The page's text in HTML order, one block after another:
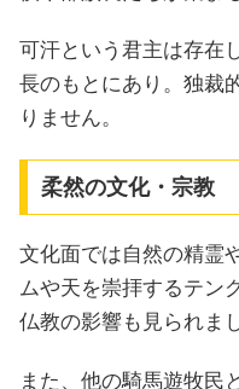
可汗という君主は存在
長のもとにあり。独裁
りません。
柔然の文化・宗教
文化面では自然の精霊
ムや天を崇拝するテン
仏教の影響も見られま
また、他の騎馬遊牧民